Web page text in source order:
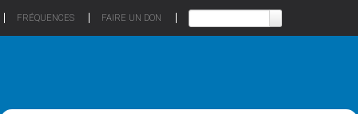
FRÉQUENCES FAIRE UN DON